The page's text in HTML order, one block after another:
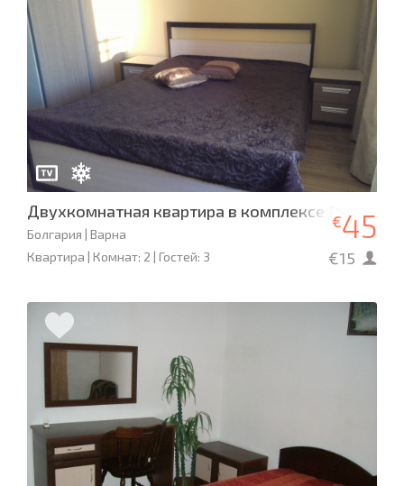
Двухкомнатная квартира в комплексе Pines
Болгария | Варна
Квартира | Комнат: 2 | Гостей: 3
€45
€15